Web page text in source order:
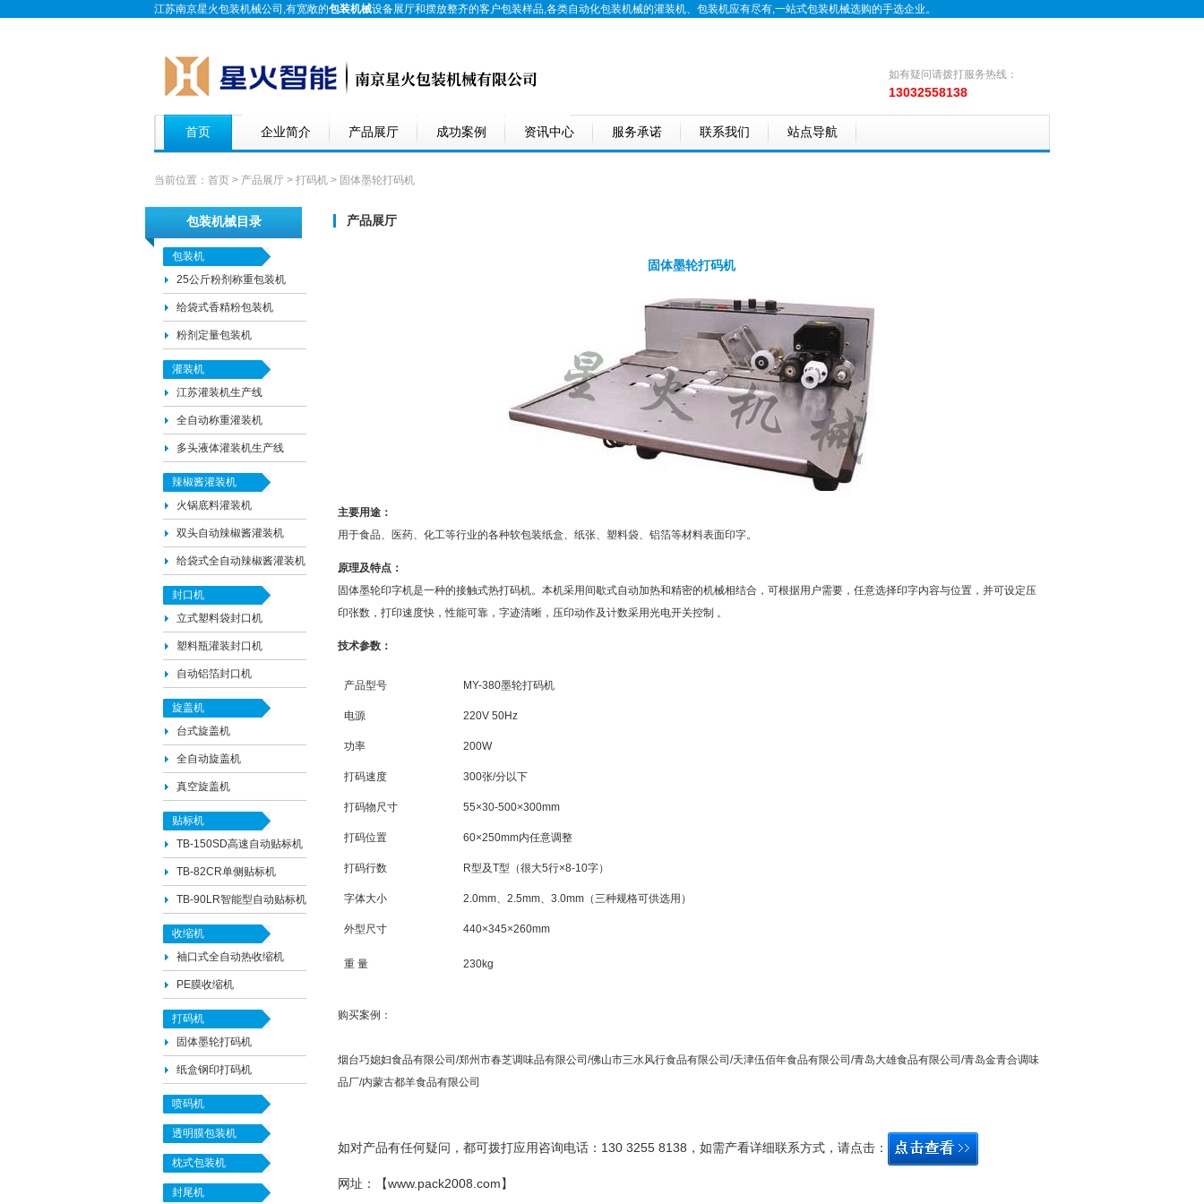
江苏南京星火包装机械公司,有宽敞的包装机械设备展厅和摆放整齐的客户包装样品,各类自动化包装机械的灌装机、 包装机应有尽有,一站式包装机械选购的手选企业。
如有疑问请拨打服务热线：
13032558138
首页 企业简介 产品展厅 成功案例 资讯中心 服务承诺 联系我们 站点导航
当前位置： 首页 > 产品展厅 > 打码机 > 固体墨轮打码机
包装机械目录
包装机
25公斤粉剂称重包装机
给袋式香精粉包装机
粉剂定量包装机
灌装机
江苏灌装机生产线
全自动称重灌装机
多头液体灌装机生产线
辣椒酱灌装机
火锅底料灌装机
双头自动辣椒酱灌装机
给袋式全自动辣椒酱灌装机
封口机
立式塑料袋封口机
塑料瓶灌装封口机
自动铝箔封口机
旋盖机
台式旋盖机
全自动旋盖机
真空旋盖机
贴标机
TB-150SD高速自动贴标机
TB-82CR单侧贴标机
TB-90LR智能型自动贴标机
收缩机
袖口式全自动热收缩机
PE膜收缩机
打码机
固体墨轮打码机
纸盒钢印打码机
喷码机
透明膜包装机
枕式包装机
封尾机
产品展厅
固体墨轮打码机
主要用途：
用于食品、医药、化工等行业的各种软包装纸盒、纸张、塑料袋、铝箔等材料表面印字。
原理及特点：
固体墨轮印字机是一种的接触式热打码机。本机采用间歇式自动加热和精密的机械相结合，可根据用户需要，任意选择印字内容与位置，并可设定压
印张数，打印速度快，性能可靠，字迹清晰，压印动作及计数采用光电开关控制 。
技术参数：
产品型号 MY-380墨轮打码机
电源 220V 50Hz
功率 200W
打码速度 300张/分以下
打码物尺寸 55×30-500×300mm
打码位置 60×250mm内任意调整
打码行数 R型及T型（很大5行×8-10字）
字体大小 2.0mm、2.5mm、3.0mm（三种规格可供选用）
外型尺寸 440×345×260mm
重 量 230kg
购买案例：
烟台巧媳妇食品有限公司/郑州市春芝调味品有限公司/佛山市三水风行食品有限公司/天津伍佰年食品有限公司/青岛大雄食品有限公司/青岛金青合调味
品厂/内蒙古都羊食品有限公司
如对产品有任何疑问，都可拨打应用咨询电话：130 3255 8138 ，如需产看详细联系方式，请点击：
网址：【www.pack2008.com】